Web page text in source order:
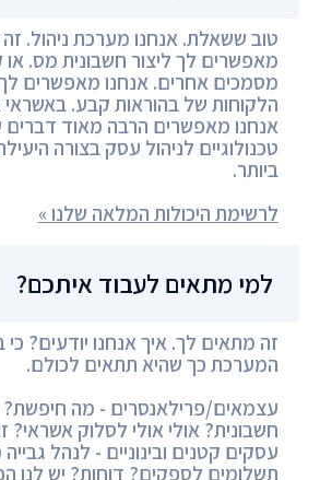
טוב ששאלת. אנחנו מערכת ניהול.
מאפשרים לך ליצור חשבונית מס.
מסמכים אחרים. אנחנו מאפשרים
הלקוחות של בהוראות קבע.
אנחנו מאפשרים הרבה מאוד
טכנולוגיים לניהול עסק בצורה
ביותר.
לרשימת היכולות המלאה שלנו »
למי מתאים לעבוד איתכם?
זה מתאים לך. איך אנחנו יודעים? כי
המערכת כך שהיא תתאים לכולם.
עצמאים/פרילאנסרים - מה חיפשת?
חשבונית? אולי אולי לסלוק אשראי?
עסקים קטנים ובינוניים - לנהל
תשלומים לספקים? דוחות? יש לנו